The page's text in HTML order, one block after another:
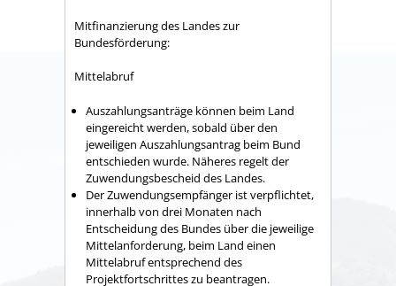
Mitfinanzierung des Landes zur
Bundesförderung:
Mittelabruf
Auszahlungsanträge können beim Land
eingereicht werden, sobald über den
jeweiligen Auszahlungsantrag beim Bund
entschieden wurde. Näheres regelt der
Zuwendungsbescheid des Landes.
Der Zuwendungsempfänger ist verpflichtet,
innerhalb von drei Monaten nach
Entscheidung des Bundes über die jeweilige
Mittelanforderung, beim Land einen
Mittelabruf entsprechend des
Projektfortschrittes zu beantragen.